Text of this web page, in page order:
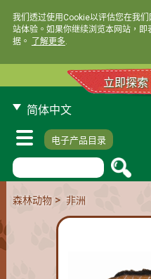
我们透过使用Cookie以评估您在我
站体验。如果你继续浏览本网站，
据。
了解更多.
立即探
简体中文
电子产品目录
森林动物> 非洲